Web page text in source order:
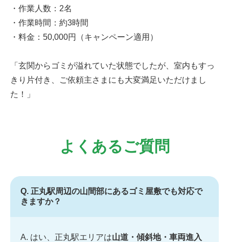
・作業人数：2名
・作業時間：約3時間
・料金：50,000円（キャンペーン適用）
「玄関からゴミが溢れていた状態でしたが、室内もすっ
きり片付き、ご依頼主さまにも大変満足いただけまし
た！」
よくあるご質問
Q. 正丸駅周辺の山間部にあるゴミ屋敷でも対応で
きますか？
A. はい、正丸駅エリアは山道・傾斜地・車両進入